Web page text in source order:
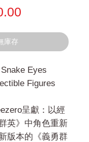
庫存
Eyes
Figures
呈獻：以經
英》中角色重新
版本的《義勇群